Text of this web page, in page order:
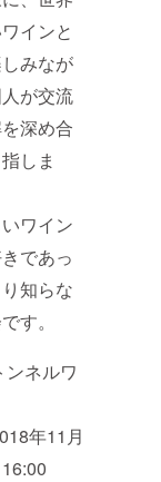
インと
みなが
が交流
深め合
しま
ワイン
であっ
知らな
す。
ネルワ
年11月